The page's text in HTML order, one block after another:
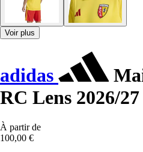
Voir plus
adidas
RC Lens 2026/27
À partir de
100,00 €